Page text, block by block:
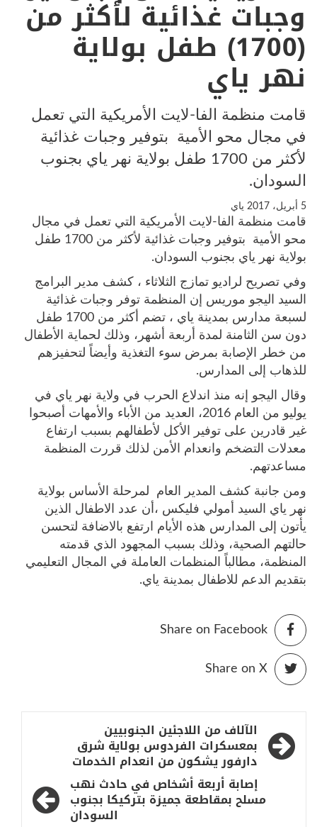
وجبات غذائية لأكثر من
(1700) طفل بولاية
نهر ياي
قامت منظمة الفا-لايت الأمريكية التي تعمل
في مجال محو الأمية بتوفير وجبات غذائية
لأكثر من 1700 طفل بولاية نهر ياي بجنوب
السودان.
5 أبريل، 2017 ياي
قامت منظمة الفا-لايت الأمريكية التي تعمل في مجال
محو الأمية بتوفير وجبات غذائية لأكثر من 1700 طفل
بولاية نهر ياي بجنوب السودان.
وفي تصريح لراديو تمازج الثلاثاء ، كشف مدير البرامج
السيد اليجو موريس إن المنظمة توفر وجبات غذائية
لسبعة مدارس بمدينة ياي ، تضم أكثر من 1700 طفل
دون سن الثامنة لمدة أربعة أشهر، وذلك لحماية الأطفال
من خطر الإصابة بمرض سوء التغذية وأيضاً لتحفيزهم
للذهاب إلى المدارس.
وقال اليجو إنه منذ اندلاع الحرب في ولاية نهر ياي في
يوليو من العام 2016، العديد من الأباء والأمهات أصبحوا
غير قادرين على توفير الأكل لأطفالهم بسبب ارتفاع
معدلات التضخم وانعدام الأمن لذلك قررت المنظمة
مساعدتهم.
ومن جانبة كشف المدير العام لمرحلة الأساس بولاية
نهر ياي السيد أمولي فليكس ،أن عدد الاطفال الذين
يأتون إلى المدارس هذه الأيام ارتفع بالاضافة لتحسن
حالتهم الصحية، وذلك بسبب المجهود الذي قدمته
المنظمة، مطالباً المنظمات العاملة في المجال التعليمي
بتقديم الدعم للاطفال بمدينة ياي.
Share on Facebook
Share on X
تصفّح
المقالات
الآلاف من اللاجئين الجنوبيين
بمعسكرات الفردوس بولاية شرق
دارفور يشكون من انعدام الخدمات
إصابة أربعة أشخاص في حادث نهب
مسلح بمقاطعة جميزة بتركيكا بجنوب
السودان